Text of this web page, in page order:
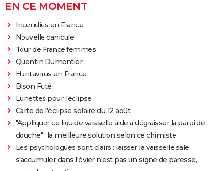
EN CE MOMENT
Incendies en France
Nouvelle canicule
Tour de France femmes
Quentin Dumontier
Hantavirus en France
Bison Futé
Lunettes pour l'éclipse
Carte de l'éclipse solaire du 12 août
"Appliquer ce liquide vaisselle aide à dégraisser la paroi de
douche" : la meilleure solution selon ce chimiste
Les psychologues sont clairs : laisser la vaisselle sale
s'accumuler dans l'évier n'est pas un signe de paresse,